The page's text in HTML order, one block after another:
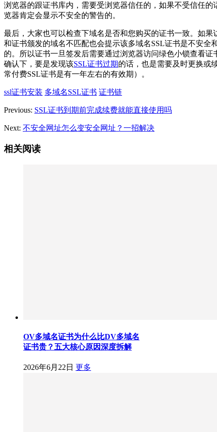
浏览器的跟证书库内，需要受浏览器信任的，如果不受信任的
览器肯定会显示不安全的警告的。
最后，大家也可以检查下域名是否和您购买的证书一致。如果
和证书颁发的域名不匹配也会提示该多域名SSL证书是不安全
的。所以证书一旦签发后需要通过浏览器访问绿色小锁查看证
确认下，要是发现该SSL证书过期的话，也是需要及时更换或
常付费SSL证书是有一年左右的有效期）。
ssl证书安装 多域名SSL证书 证书链
Previous: SSL证书到期前完成续费就能直接使用吗
Next: 不安全网址怎么变安全网址？一招解决
相关阅读
OV多域名证书为什么比DV多域名
证书贵？五大核心原因深度拆解
2026年6月22日 更多